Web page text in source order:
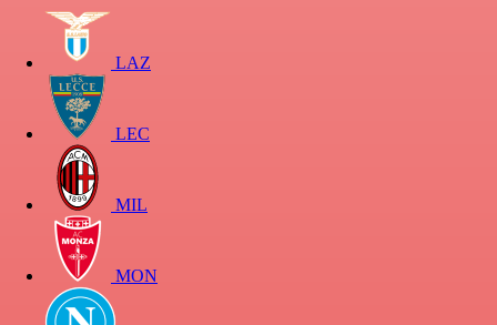
LAZ
LEC
MIL
MON